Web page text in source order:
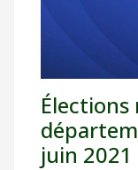
Élections
juin 2021